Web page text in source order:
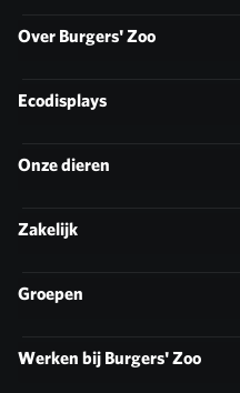
Over Burgers' Zoo
Ecodisplays
Onze dieren
Zakelijk
Groepen
Werken bij Burgers' Zoo